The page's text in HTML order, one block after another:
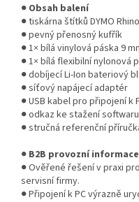
● Obsah balení
● tiskárna štítků DYMO
● pevný přenosný kufřík
● 1× bílá vinylová páska 9
● 1× bílá flexibilní nylonová
● dobíjecí Li-Ion bateriový
● síťový napájecí adaptér
● USB kabel pro připojení k
● odkaz ke stažení softwaru
● stručná referenční
● B2B provozní informace
● Ověřené řešení v praxi
servisní firmy.
● Připojení k PC výrazně